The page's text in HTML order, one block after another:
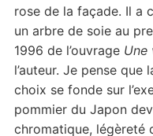
rose de la façade. Il a
un arbre de soie au
1996 de l’ouvrage Une
l’auteur. Je pense
choix se fonde sur
pommier du Japon
chromatique, légèreté